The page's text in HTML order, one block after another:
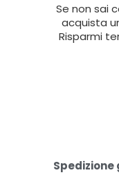
Se non sai
acquista
Risparmi